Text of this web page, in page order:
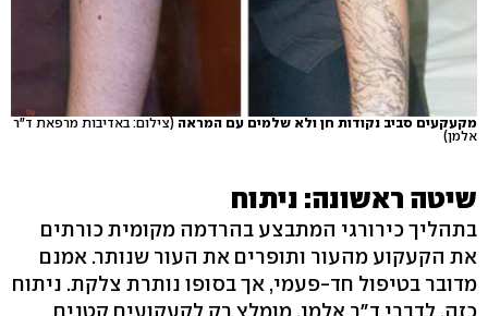
מקעקעים סביב נקודות חן ולא שלמים עם המראה (צילום: באדיבות מרפאת ד"ר
אלמן)
שיטה ראשונה: ניתוח
בתהליך כירורגי המתבצע בהרדמה מקומית כורתים
את הקעקוע מהעור ותופרים את העור שנותר. אמנם
מדובר בטיפול חד-פעמי, אך בסופו נותרת צלקת. ניתוח
כזה, לדברי ד"ר אלמן, מומלץ רק לקעקועים קטנים